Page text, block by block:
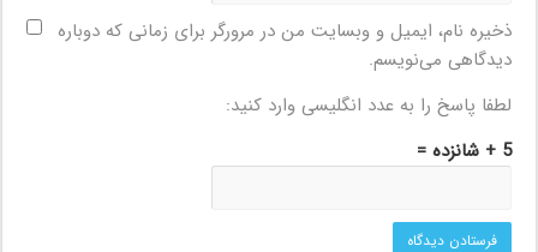
ذخیره نام، ایمیل و وبسایت من در مرورگر برای زمانی که دوباره
دیدگاهی می‌نویسم.
لطفا پاسخ را به عدد انگلیسی وارد کنید:
5 + شانزده =